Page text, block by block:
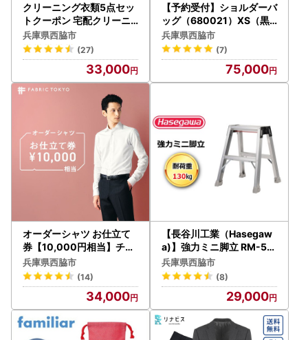
クリーニング衣類5点セッ
トクーポン 宅配クリーニ
ング チケット（33-26）
兵庫県西脇市
(27)
33,000
【予約受付】ショルダーバ
ッグ（680021）XS（黒
系チェック） ふるさと納
税限定
兵庫県西脇市
(7)
75,000
オーダーシャツ お仕立て
券【10,000円相当】チケ
ット 利用券 （34-11）
兵庫県西脇市
(14)
34,000
【長谷川工業（Hasegaw
a)】強力ミニ脚立 RM-50
（29-9）
兵庫県西脇市
(8)
29,000